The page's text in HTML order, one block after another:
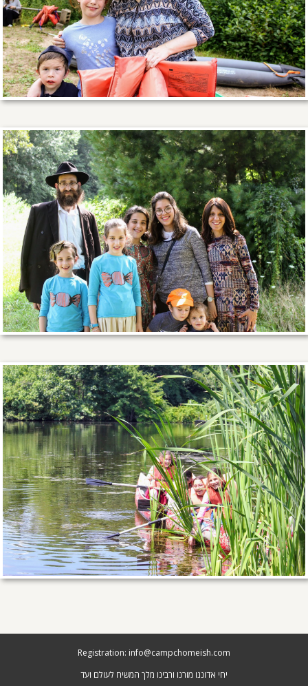
Registration: info@campchomeish.com
יחי אדוננו מורנו ורבינו מלך המשיח לעולם ועד